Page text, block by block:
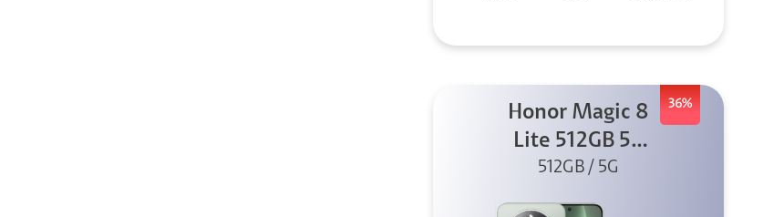
36%
Honor Magic 8
Lite 512GB 5G
Verde
512GB / 5G